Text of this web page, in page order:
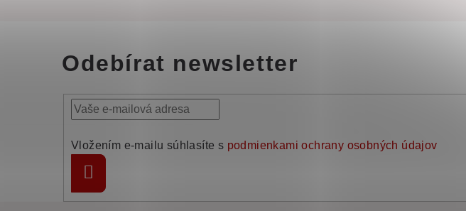
Odebírat newsletter
Vložením e-mailu súhlasíte s podmienkami ochrany osobných údajov